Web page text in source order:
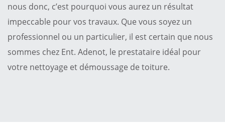
nous donc, c’est pourquoi vous aurez un résultat
impeccable pour vos travaux. Que vous soyez un
professionnel ou un particulier, il est certain que nous
sommes chez Ent. Adenot, le prestataire idéal pour
votre nettoyage et démoussage de toiture.